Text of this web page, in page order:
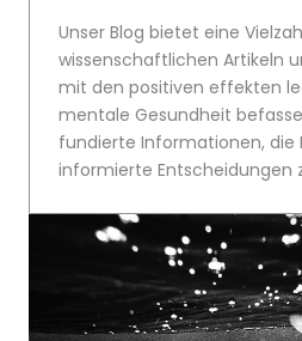
Unser Blog bietet eine
wissenschaftlichen Artikeln
mit den positiven effekten
mentale Gesundheit
fundierte Informationen, die
informierte Entscheidungen